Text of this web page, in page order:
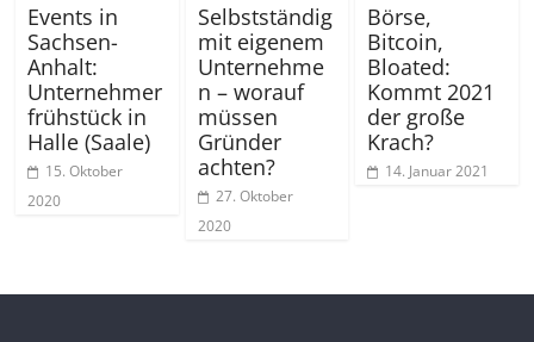
Events in
Sachsen-
Anhalt:
Unternehmer
frühstück in
Halle (Saale)
15. Oktober
2020
Selbstständig
mit eigenem
Unternehme
n – worauf
müssen
Gründer
achten?
27. Oktober
2020
Börse,
Bitcoin,
Bloated:
Kommt 2021
der große
Krach?
14. Januar 2021